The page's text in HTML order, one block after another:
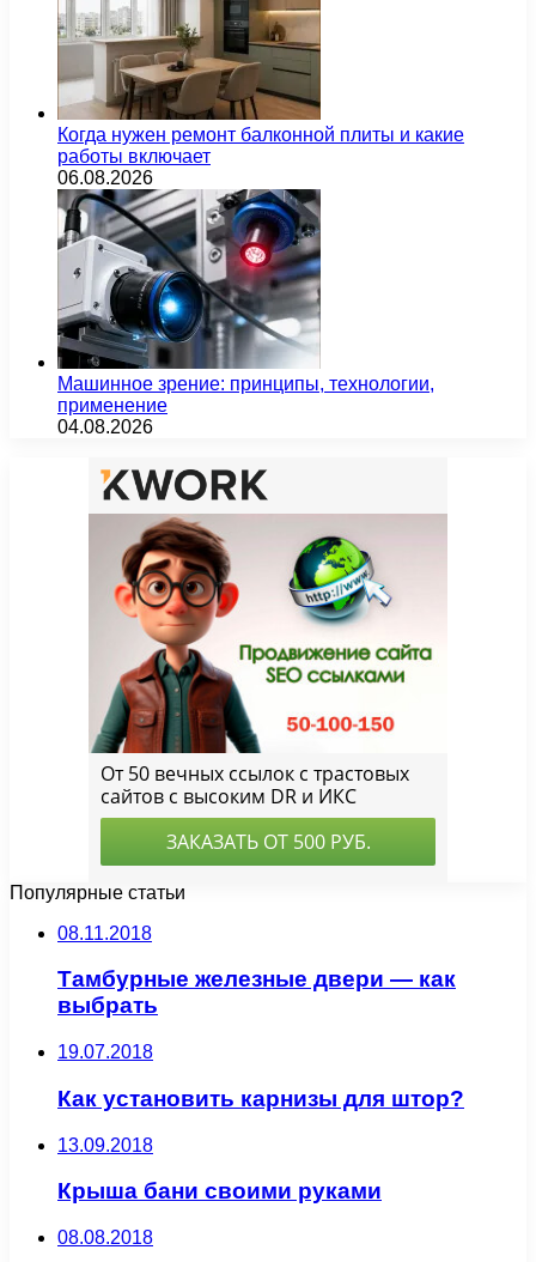
Когда нужен ремонт балконной плиты и какие
работы включает
06.08.2026
Машинное зрение: принципы, технологии,
применение
04.08.2026
Популярные статьи
08.11.2018
Тамбурные железные двери — как
выбрать
19.07.2018
Как установить карнизы для штор?
13.09.2018
Крыша бани своими руками
08.08.2018